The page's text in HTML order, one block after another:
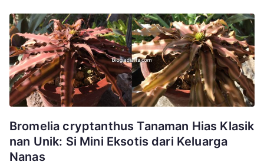
Bromelia cryptanthus Tanaman Hias Klasik
nan Unik: Si Mini Eksotis dari Keluarga
Nanas